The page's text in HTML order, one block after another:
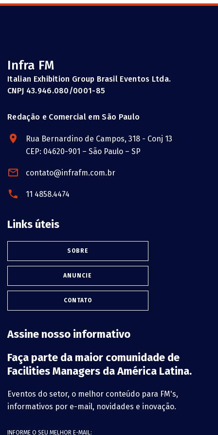
Infra FM
Italian Exhibition Group Brasil Eventos Ltda.
CNPJ 43.946.080/0001-85
Redação e Comercial em São Paulo
Rua Bernardino de Campos, 318 - Conj 13
CEP: 04620-901 – São Paulo – SP
contato@infrafm.com.br
11 4858.4474
Links úteis
SOBRE
ANUNCIE
CONTATO
Assine nosso informativo
Faça parte da maior comunidade de
Facilities Managers da América Latina.
Eventos do setor, o melhor conteúdo para FM's,
informativos por e-mail, novidades e inovação.
INFORME O SEU MELHOR E-MAIL: